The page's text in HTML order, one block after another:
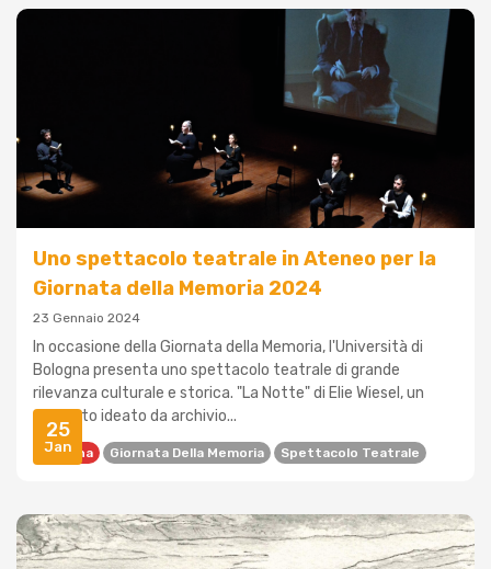
25
Jan
Uno spettacolo teatrale in Ateneo per la
Giornata della Memoria 2024
23 Gennaio 2024
In occasione della Giornata della Memoria, l'Università di
Bologna presenta uno spettacolo teatrale di grande
rilevanza culturale e storica. "La Notte" di Elie Wiesel, un
progetto ideato da archivio...
Bologna Giornata Della Memoria Spettacolo Teatrale